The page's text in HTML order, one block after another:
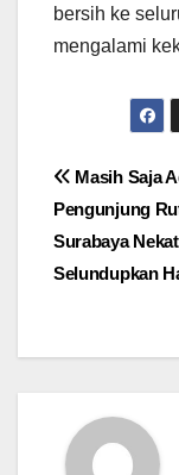
bersih ke
mengalami
pos
Masih Saja
Pengunjung
Surabaya
Selundupkan